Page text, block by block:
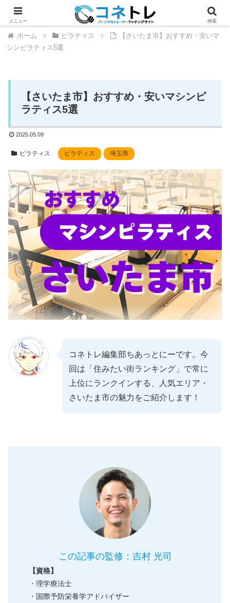
ホーム ピラティス
【さいたま市】おすすめ・安いマ
シンピラティス5選
【さいたま市】おすすめ・安いマシンピ
ラティス5選
2025.05.09
ピラティス ピラティス 埼玉県
コネトレ編集部ちあっとにーです。今
回は「住みたい街ランキング」で常に
上位にランクインする、人気エリア・
さいたま市の魅力をご紹介します！
この記事の監修：吉村 光司
【資格】
・理学療法士
・国際予防栄養学アドバイザー
メニュー 検索